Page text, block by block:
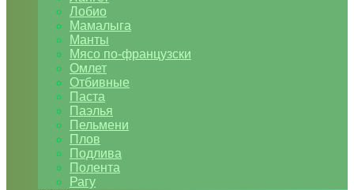
Лобио
Мамалыга
Манты
Мясо по-французски
Омлет
Отбивные
Паста
Паэлья
Пельмени
Плов
Подлива
Полента
Рагу